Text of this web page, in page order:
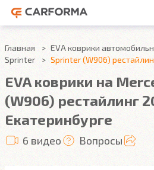
Главная EVA коврики
Sprinter
Sprinter (W906)
EVA коврики на
(W906) рестайлинг
Екатеринбурге
6 видео Вопросы